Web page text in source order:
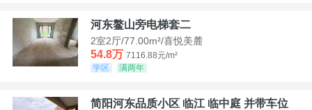
河东鳌山旁电梯套二
2室2厅/77.00m²/喜悦美麓
54.8万 7116.88元/m²
学区
满两年
简阳河东品质小区 临江 临中庭 并带车位